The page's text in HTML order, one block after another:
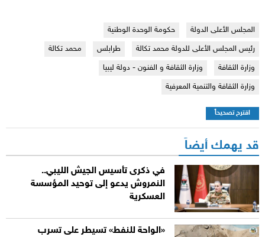
المجلس الأعلى الدولة
حكومة الوحدة الوطنية
رئيس المجلس الأعلى للدولة محمد تكالة
طرابلس
محمد تكالة
وزارة الثقافة
وزارة الثقافة و الفنون - دولة ليبيا
وزارة الثقافة والتنمية المعرفية
اقترح تصحيحاً
قد يهمك أيضاً
في ذكرى تأسيس الجيش الليبي..
النمروش يدعو إلى توحيد المؤسسة
العسكرية
«الواحة للنفط» تسيطر على تسرب